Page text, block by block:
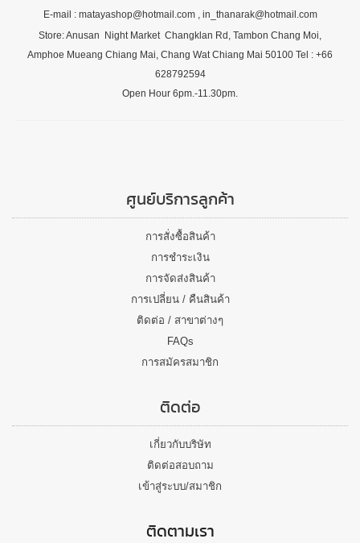
E-mail : matayashop@hotmail.com , in_thanarak@hotmail.com
Store: Anusan Night Market Changklan Rd, Tambon Chang Moi,
Amphoe Mueang Chiang Mai, Chang Wat Chiang Mai 50100 Tel : +66
628792594
Open Hour 6pm.-11.30pm.
ศูนย์บริการลูกค้า
การสั่งซื้อสินค้า
การชำระเงิน
การจัดส่งสินค้า
การเปลี่ยน / คืนสินค้า
ติดต่อ / สาขาต่างๆ
FAQs
การสมัครสมาชิก
ติดต่อ
เกี่ยวกับบริษัท
ติดต่อสอบถาม
เข้าสู่ระบบ/สมาชิก
ติดตามเรา